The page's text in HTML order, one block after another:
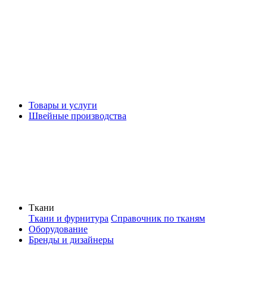
Товары и услуги
Швейные производства
Ткани
Ткани и фурнитура Справочник по тканям
Оборудование
Бренды и дизайнеры